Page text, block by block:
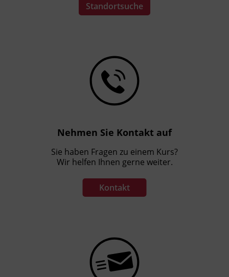
Standortsuche
Nehmen Sie Kontakt auf
Sie haben Fragen zu einem Kurs?
Wir helfen Ihnen gerne weiter.
Kontakt